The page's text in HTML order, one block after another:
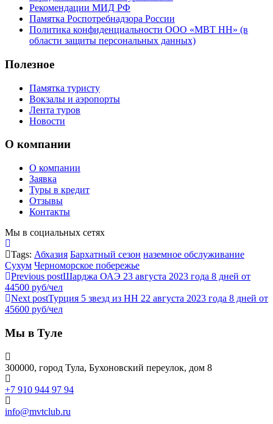
Рекомендации МИД РФ
Памятка Роспотребнадзора России
Политика конфиденциальности ООО «МВТ НН» (в
области защиты персональных данных)
Полезное
Памятка туристу
Вокзалы и аэропорты
Лента туров
Новости
О компании
О компании
Заявка
Туры в кредит
Отзывы
Контакты
Мы в социальных сетях
Tags: Абхазия Бархатный сезон наземное обслуживание
Сухум Черноморское побережье
Previous postШарджа ОАЭ 23 августа 2023 года 8 дней от
44500 руб/чел
Next postТурция 5 звезд из НН 22 августа 2023 года 8 дней от
45600 руб/чел
Мы в Туле
300000, город Тула, Бухоновский переулок, дом 8
+7 910 944 97 94
info@mvtclub.ru